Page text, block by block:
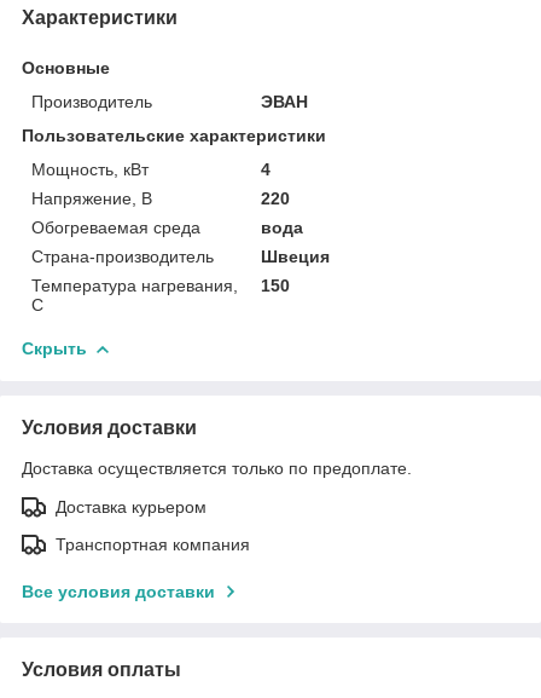
Характеристики
Основные
Производитель
ЭВАН
Пользовательские характеристики
Мощность, кВт
4
Напряжение, В
220
Обогреваемая среда
вода
Страна-производитель
Швеция
Температура нагревания,
C
150
Скрыть
Условия доставки
Доставка осуществляется только по предоплате.
Доставка курьером
Транспортная компания
Все условия доставки
Условия оплаты